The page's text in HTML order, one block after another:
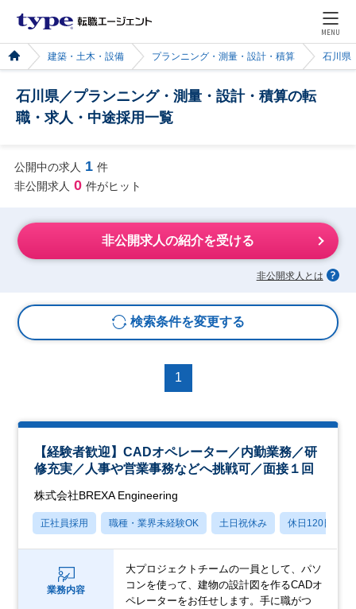
MENU
建築・土木・設備 プランニング・測量・設計・積算 石川県
石川県／プランニング・測量・設計・積算の転
職・求人・中途採用一覧
公開中の求人 1 件
非公開求人 0 件がヒット
非公開求人の紹介を受ける
非公開求人とは
検索条件を変更する
1
【経験者歓迎】CADオペレーター／内勤業務／研
修充実／人事や営業事務などへ挑戦可／面接１回
株式会社BREXA Engineering
正社員採用 職種・業界未経験OK 土日祝休み 休日120日以上
業務内容
大プロジェクトチームの一員として、パソ
コンを使って、建物の設計図を作るCADオ
ペレーターをお任せします。手に職がつ